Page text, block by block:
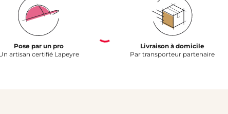
Pose par un pro
artisan certifié Lapeyre
Livraison à domicile
Par transporteur partenaire